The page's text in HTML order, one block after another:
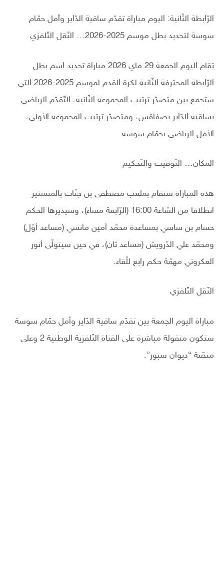
الرّابطة الثّانية: اليوم مباراة تقدّم ساقية الدّاير وأمل حمّام
سوسة لتحديد بطل موسم 2025-2026… النّقل التّلفزي
تقام اليوم الجمعة 29 ماي 2026 مباراة تحديد اسم بطل
الرّابطة المحترفة الثّانية لكرة القدم لموسم 2025-2026 التي
ستجمع بين متصدّر ترتيب المجموعة الثّانية، التّقدّم الرياضي
بساقية الدّاير بصفاقس، ومتصدّر ترتيب المجموعة الأولى،
الأمل الرياضي بحمّام سوسة.
المكان… التّوقيت والتّحكيم
هذه المباراة ستقام بملعب مصطفى بن جنّات بالمنستير
انطلاقا من السّاعة 16:00 (الرّابعة مساء)، وسيديرها الحكم
حسام بن ساسي بمساعدة محمّد أمين مانسي (مساعد أوّل)
ومحمّد علي الدّرويش (مساعد ثان)، في حين سيتولّى أنور
العكروتي مهمّة حكم رابع للّقاء.
النّقل التّلفزي
مباراة اليوم الجمعة بين تقدّم ساقية الدّاير وأمل حمّام سوسة
ستكون منقولة مباشرة على القناة التّلفزية الوطنية 2 وعلى
منصّة “ديوان سبور”.